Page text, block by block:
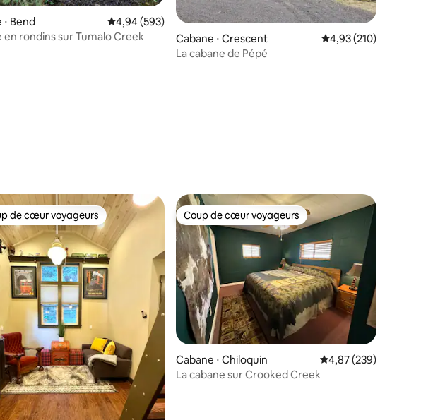
la base de 306 commentaires : 4,99 sur 5
Bend Évaluation moyenne sur la base de 593 commentaires : 4,94 sur 5
4,94 (593)
en rondins sur Tumalo Creek
Cabane ⋅ Crescent Évaluation moyenne
4,93 (210)
La cabane de Pépé
la base de 362 commentaires : 4,98 sur 5
de cœur voyageurs les plus appréciés
de cœur voyageurs Coup de cœur voyageurs
Coup de cœur voyageurs
Cabane ⋅ Chiloquin Évaluation moyenne
4,87 (239)
La cabane sur Crooked Creek